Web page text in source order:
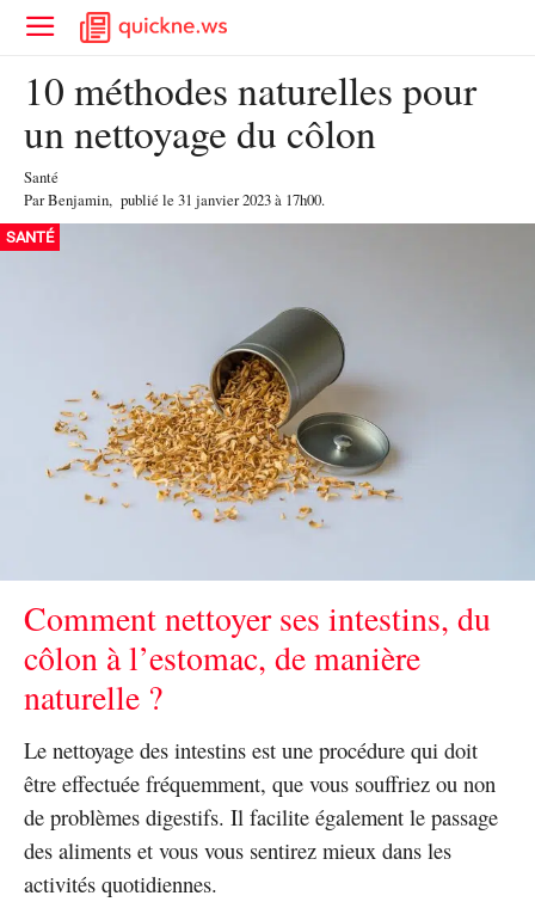
10 méthodes naturelles pour
un nettoyage du côlon
Santé
ParBenjamin, publié le 31 janvier 2023à 17h00.
SANTÉ
Comment nettoyer ses intestins, du
côlon à l’estomac, de manière
naturelle ?
Le nettoyage des intestins est une procédure qui doit
être effectuée fréquemment, que vous souffriez ou non
de problèmes digestifs. Il facilite également le passage
des aliments et vous vous sentirez mieux dans les
activités quotidiennes.